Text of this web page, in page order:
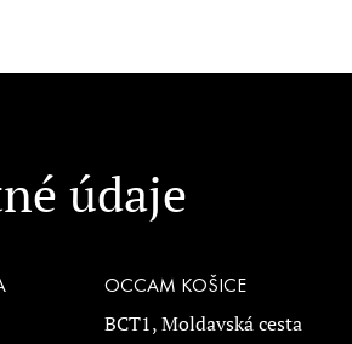
údaje
OCCAM KOŠICE
BCT1, Moldavská cesta